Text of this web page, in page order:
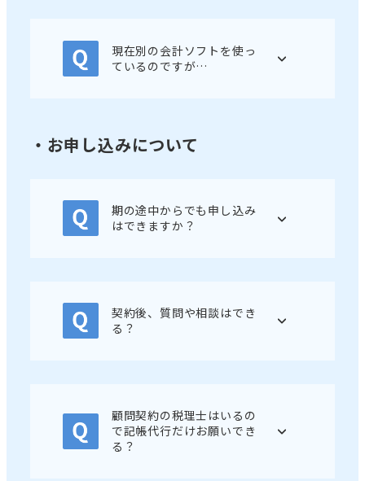
現在別の会計ソフトを使っ
ているのですが…
・お申し込みについて
期の途中からでも申し込み
はできますか？
契約後、質問や相談はでき
る？
顧問契約の税理士はいるの
で記帳代行だけお願いでき
る？